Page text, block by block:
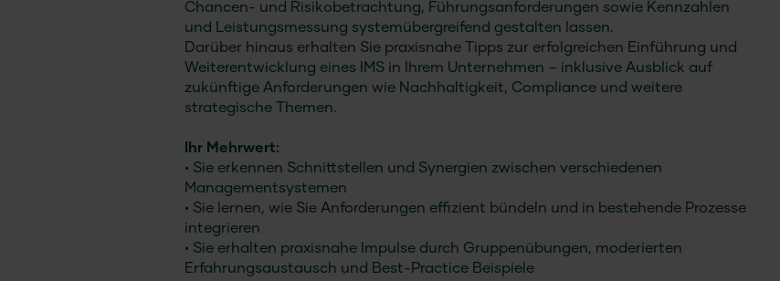
Chancen- und Risikobetrachtung, Führungsanforderungen sowie Kennzahlen
und Leistungsmessung systemübergreifend gestalten lassen.
Darüber hinaus erhalten Sie praxisnahe Tipps zur erfolgreichen Einführung und
Weiterentwicklung eines IMS in Ihrem Unternehmen – inklusive Ausblick auf
zukünftige Anforderungen wie Nachhaltigkeit, Compliance und weitere
strategische Themen.
Ihr Mehrwert:
• Sie erkennen Schnittstellen und Synergien zwischen verschiedenen
Managementsystemen
• Sie lernen, wie Sie Anforderungen effizient bündeln und in bestehende Prozesse
integrieren
• Sie erhalten praxisnahe Impulse durch Gruppenübungen, moderierten
Erfahrungsaustausch und Best-Practice Beispiele